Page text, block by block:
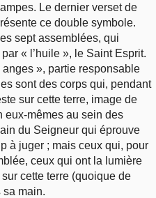
Le dernier verset de
ce double symbole.
sept assemblées, qui
« l’huile », le Saint Esprit.
», partie responsable
sont des corps qui, pendant
sur cette terre, image de
eux-mêmes au sein des
du Seigneur qui éprouve
à juger ; mais ceux qui, pour
ceux qui ont la lumière
cette terre (quoique de
sa main.